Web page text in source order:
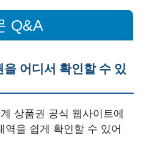
Q&A
어디서 확인할 수 있
상품권 공식 웹사이트에
역을 쉽게 확인할 수 있어